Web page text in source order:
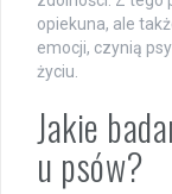
opiekuna, ale
emocji, czynią
życiu.
Jakie
u psów?